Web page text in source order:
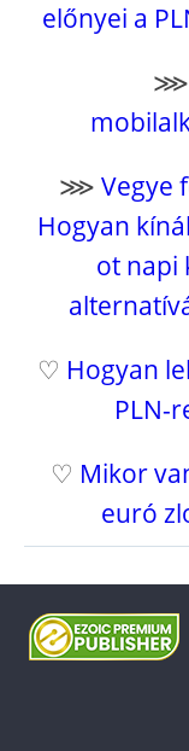
előnyei a
⋙
⋙ Vegye
Hogyan
ot napi
♡ Hogyan
PLN-
♡ Mikor
euró